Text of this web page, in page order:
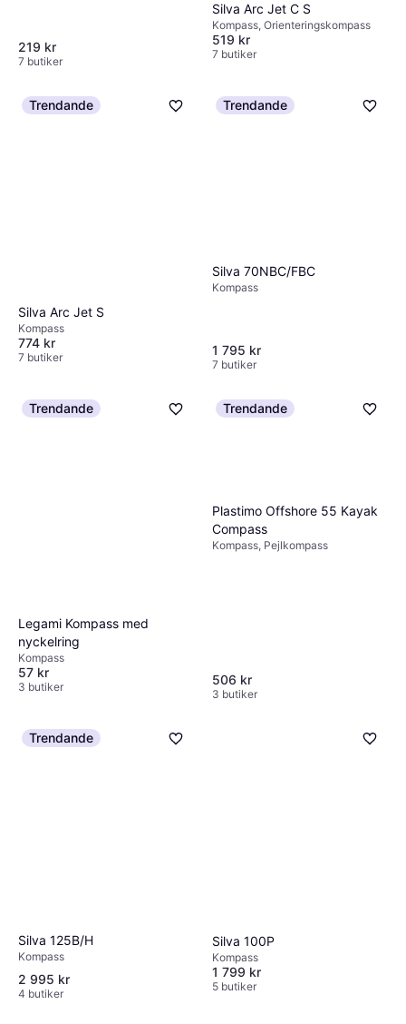
219 kr
7 butiker
Silva Arc Jet C S
Kompass, Orienteringskompass
519 kr
7 butiker
Trendande
Silva Arc Jet S
Kompass
774 kr
7 butiker
Trendande
Silva 70NBC/FBC
Kompass
1 795 kr
7 butiker
Trendande
Legami Kompass med
nyckelring
Kompass
57 kr
3 butiker
Trendande
Plastimo Offshore 55 Kayak
Compass
Kompass, Pejlkompass
506 kr
3 butiker
Trendande
Silva 125B/H
Kompass
2 995 kr
4 butiker
Silva 100P
Kompass
1 799 kr
5 butiker